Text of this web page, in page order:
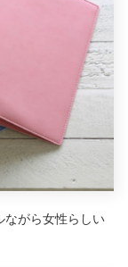
ながら女性らしい